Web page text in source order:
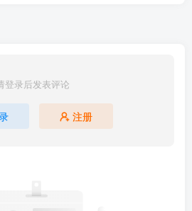
登录后发表评论
注册